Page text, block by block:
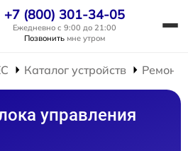
+7 (800) 301-34-05
Ежедневно с 9:00 до 21:00
Позвонить мне утром
Каталог устройств Ремонт
управления